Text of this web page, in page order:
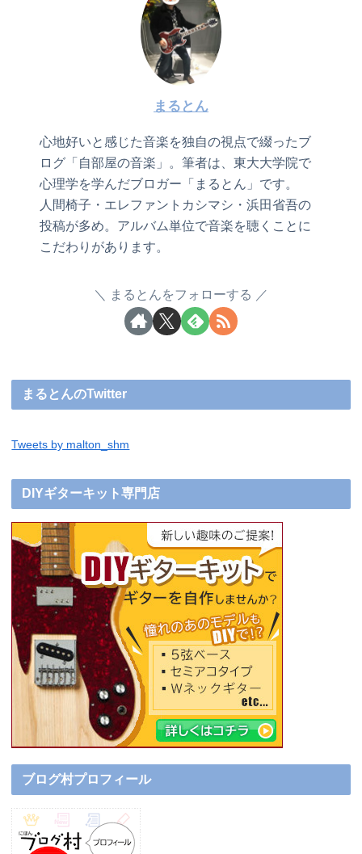
まるとん
心地好いと感じた音楽を独自の視点で綴ったブ
ログ「自部屋の音楽」。筆者は、東大大学院で
心理学を学んだブロガー「まるとん」です。
人間椅子・エレファントカシマシ・浜田省吾の
投稿が多め。アルバム単位で音楽を聴くことに
こだわりがあります。
まるとんをフォローする
まるとんのTwitter
Tweets by malton_shm
DIYギターキット専門店
ブログ村プロフィール